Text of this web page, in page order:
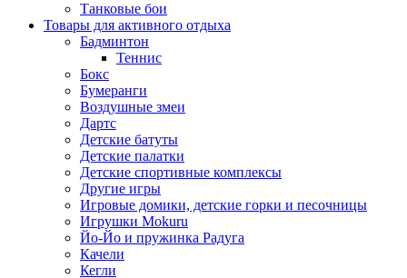
Танковые бои
Товары для активного отдыха
Бадминтон
Теннис
Бокс
Бумеранги
Воздушные змеи
Дартс
Детские батуты
Детские палатки
Детские спортивные комплексы
Другие игры
Игровые домики, детские горки и песочницы
Игрушки Mokuru
Йо-Йо и пружинка Радуга
Качели
Кегли